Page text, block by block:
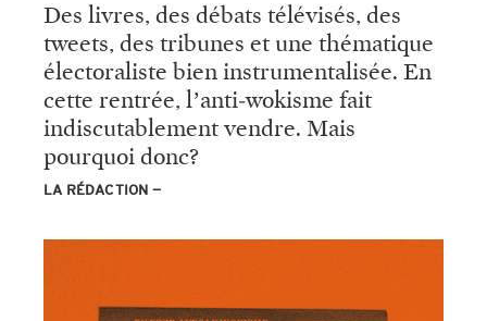
Des livres, des débats télévisés, des
tweets, des tribunes et une thématique
électoraliste bien instrumentalisée. En
cette rentrée, l’anti‑wokisme fait
indiscutablement vendre. Mais
pourquoi donc?
LA RÉDACTION